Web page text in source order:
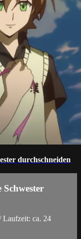
durchschneiden
Laufzeit: ca. 24